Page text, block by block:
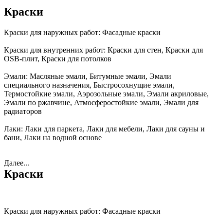
Краски
Краски для наружных работ: Фасадные краски
Краски для внутренних работ: Краски для стен, Краски для
OSB-плит, Краски для потолков
Эмали: Масляные эмали, Битумные эмали, Эмали
специального назначения, Быстросохнущие эмали,
Термостойкие эмали, Аэрозольные эмали, Эмали акриловые,
Эмали по ржавчине, Атмосферостойкие эмали, Эмали для
радиаторов
Лаки: Лаки для паркета, Лаки для мебели, Лаки для сауны и
бани, Лаки на водной основе
Далее...
Краски
Краски для наружных работ: Фасадные краски